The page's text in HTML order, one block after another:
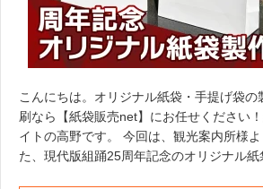
こんにちは。オリジナル紙袋・手提げ袋の
刷なら【紙袋販売net】にお任せください
イトの高野です。 今回は、観光案内所様
た、現代版組踊25周年記念のオリジナル